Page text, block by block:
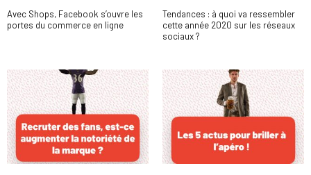
Avec Shops, Facebook s’ouvre les
portes du commerce en ligne
Tendances : à quoi va ressembler
cette année 2020 sur les réseaux
sociaux ?